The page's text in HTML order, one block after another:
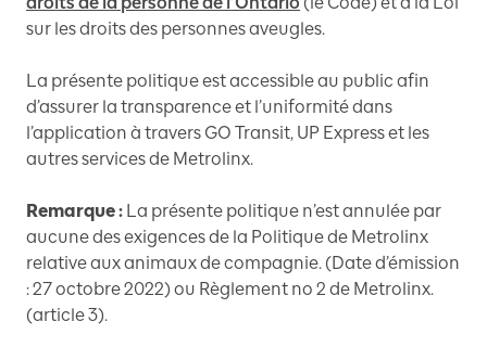
sur les droits des personnes aveugles.
La présente politique est accessible au public afin
d’assurer la transparence et l’uniformité dans
l’application à travers GO Transit, UP Express et les
autres services de Metrolinx.
Remarque : La présente politique n’est annulée par
aucune des exigences de la Politique de Metrolinx
relative aux animaux de compagnie. (Date d’émission
: 27 octobre 2022) ou Règlement no 2 de Metrolinx.
(article 3).